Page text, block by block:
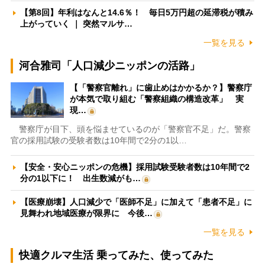
【第8回】年利はなんと14.6％！ 毎日5万円超の延滞税が積み
上がっていく ｜ 突然マルサ…
一覧を見る
河合雅司「人口減少ニッポンの活路」
【「警察官離れ」に歯止めはかかるか？】警察庁
が本気で取り組む「警察組織の構造改革」 実
現…
警察庁が目下、頭を悩ませているのが「警察官不足」だ。警察
官の採用試験の受験者数は10年間で2分の1以…
【安全・安心ニッポンの危機】採用試験受験者数は10年間で2
分の1以下に！ 出生数減がも…
【医療崩壊】人口減少で「医師不足」に加えて「患者不足」に
見舞われ地域医療が限界に 今後…
一覧を見る
快適クルマ生活 乗ってみた、使ってみた